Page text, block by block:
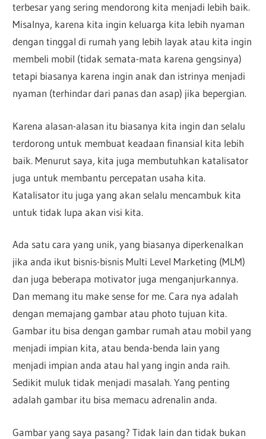
terbesar yang sering mendorong kita menjadi lebih baik.
Misalnya, karena kita ingin keluarga kita lebih nyaman
dengan tinggal di rumah yang lebih layak atau kita ingin
membeli mobil (tidak semata-mata karena gengsinya)
tetapi biasanya karena ingin anak dan istrinya menjadi
nyaman (terhindar dari panas dan asap) jika bepergian.
Karena alasan-alasan itu biasanya kita ingin dan selalu
terdorong untuk membuat keadaan finansial kita lebih
baik. Menurut saya, kita juga membutuhkan katalisator
juga untuk membantu percepatan usaha kita.
Katalisator itu juga yang akan selalu mencambuk kita
untuk tidak lupa akan visi kita.
Ada satu cara yang unik, yang biasanya diperkenalkan
jika anda ikut bisnis-bisnis Multi Level Marketing (MLM)
dan juga beberapa motivator juga menganjurkannya.
Dan memang itu make sense for me. Cara nya adalah
dengan memajang gambar atau photo tujuan kita.
Gambar itu bisa dengan gambar rumah atau mobil yang
menjadi impian kita, atau benda-benda lain yang
menjadi impian anda atau hal yang ingin anda raih.
Sedikit muluk tidak menjadi masalah. Yang penting
adalah gambar itu bisa memacu adrenalin anda.
Gambar yang saya pasang? Tidak lain dan tidak bukan